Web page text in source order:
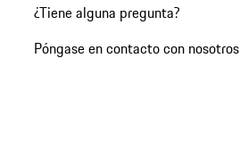
¿Tiene alguna pregunta?
Póngase en contacto con nosotros